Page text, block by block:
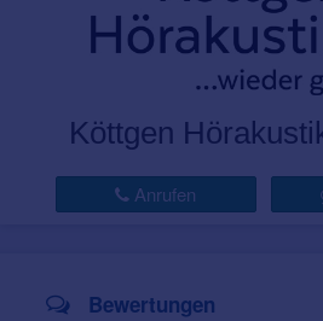
Köttgen
Anrufen
Bewertungen